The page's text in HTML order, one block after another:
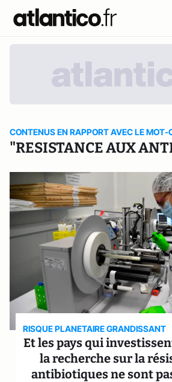
CONTENUS EN RAPPORT AVEC LE MOT-
"RESISTANCE AUX
RISQUE PLANETAIRE GRANDISSANT
Et les pays qui
la recherche sur la
antibiotiques ne sont